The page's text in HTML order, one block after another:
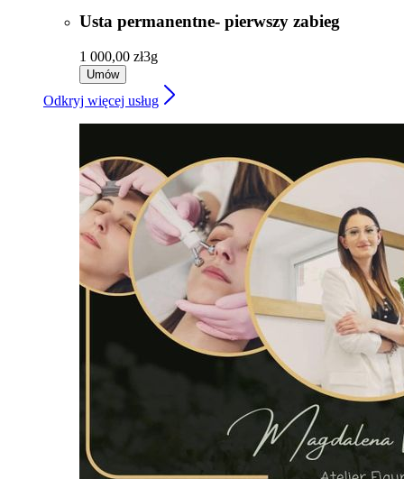
Usta permanentne- pierwszy zabieg
1 000,00 zł3g
Umów
Odkryj więcej usług